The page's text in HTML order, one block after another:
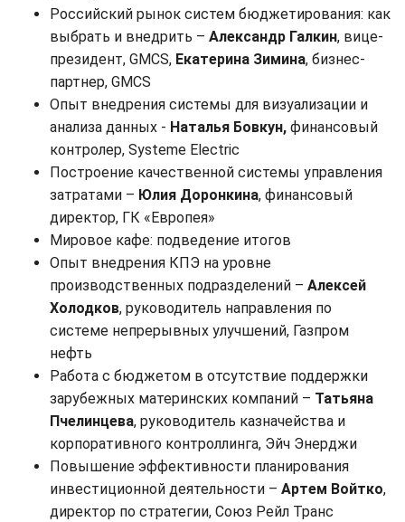
Российский рынок систем бюджетирования: как
выбрать и внедрить – Александр Галкин, вице-
президент, GMCS, Екатерина Зимина, бизнес-
партнер, GMCS
Опыт внедрения системы для визуализации и
анализа данных - Наталья Бовкун, финансовый
контролер, Systeme Electric
Построение качественной системы управления
затратами – Юлия Доронкина, финансовый
директор, ГК «Европея»
Мировое кафе: подведение итогов
Опыт внедрения КПЭ на уровне
производственных подразделений – Алексей
Холодков, руководитель направления по
системе непрерывных улучшений, Газпром
нефть
Работа с бюджетом в отсутствие поддержки
зарубежных материнских компаний – Татьяна
Пчелинцева, руководитель казначейства и
корпоративного контроллинга, Эйч Энерджи
Повышение эффективности планирования
инвестиционной деятельности – Артем Войтко,
директор по стратегии, Союз Рейл Транс